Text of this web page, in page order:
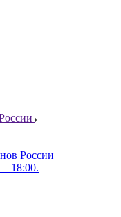
России
18:00.